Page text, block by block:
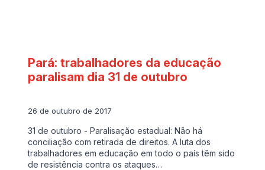
Pará: trabalhadores da educação
paralisam dia 31 de outubro
26 de outubro de 2017
31 de outubro - Paralisação estadual: Não há
conciliação com retirada de direitos. A luta dos
trabalhadores em educação em todo o país têm sido
de resistência contra os ataques…